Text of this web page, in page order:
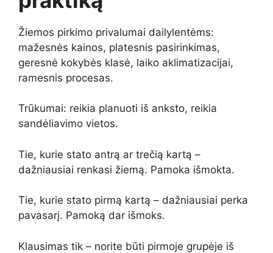
Žiemos pirkimo privalumai dailylentėms:
mažesnės kainos, platesnis pasirinkimas,
geresnė kokybės klasė, laiko aklimatizacijai,
ramesnis procesas.
Trūkumai: reikia planuoti iš anksto, reikia
sandėliavimo vietos.
Tie, kurie stato antrą ar trečią kartą –
dažniausiai renkasi žiemą. Pamoka išmokta.
Tie, kurie stato pirmą kartą – dažniausiai perka
pavasarį. Pamoką dar išmoks.
Klausimas tik – norite būti pirmoje grupėje iš